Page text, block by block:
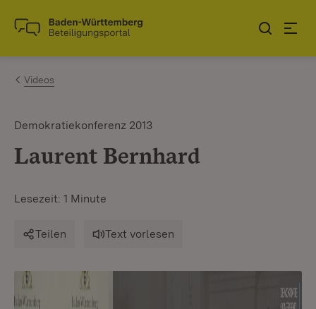
Zum Inhalt springen
Link zur Startseite
Videos
Demokratiekonferenz 2013
Laurent Bernhard
Lesezeit: 1 Minute
Teilen Text vorlesen